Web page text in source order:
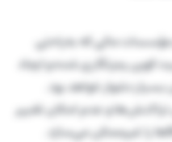
مالی که به‌راحتی
کوین رمزنگاری شده و ایجاد
دشوار خواهد بود.
تراکنش‌ها و عدم امکان تغییر